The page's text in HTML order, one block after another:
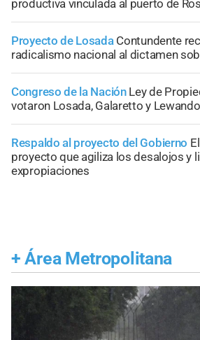
productiva vinculada al puerto de
Proyecto de Losada Contundente
radicalismo nacional al dictamen
Congreso de la Nación Ley de
votaron Losada, Galaretto y
Respaldo al proyecto del Gobierno
proyecto que agiliza los desalojos y
expropiaciones
+ Área Metropolitana